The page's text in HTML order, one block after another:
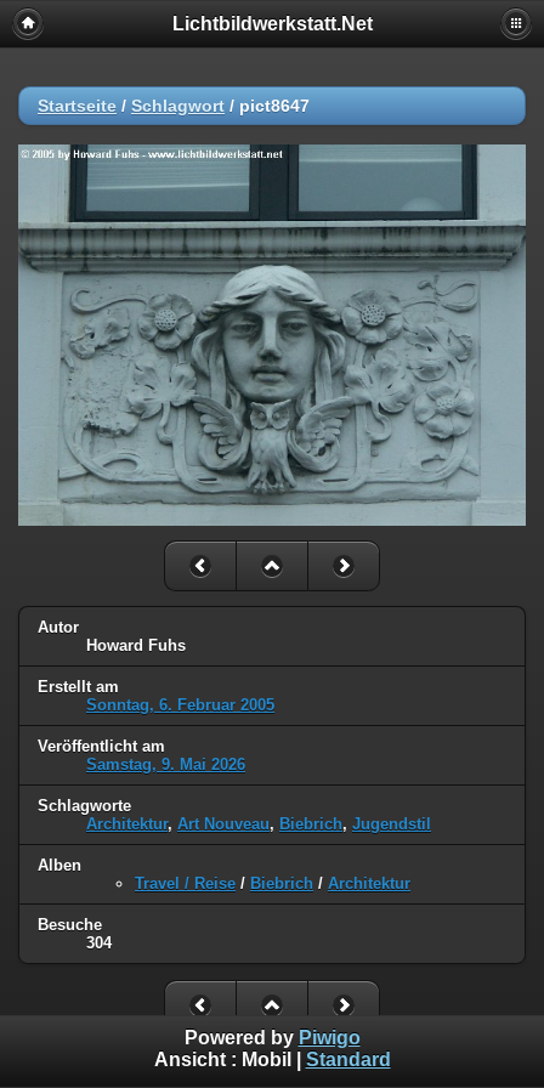
Lichtbildwerkstatt.Net
Startseite / Schlagwort / pict8647
Autor
Howard Fuhs
Erstellt am
Sonntag, 6. Februar 2005
Veröffentlicht am
Samstag, 9. Mai 2026
Schlagworte
Architektur, Art Nouveau, Biebrich, Jugendstil
Alben
Travel / Reise / Biebrich / Architektur
Besuche
304
Powered by Piwigo
Ansicht : Mobil Standard